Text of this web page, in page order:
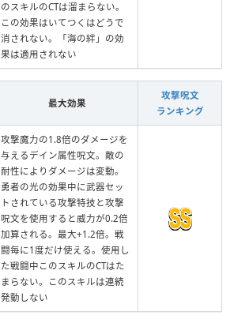
のスキルのCTは溜まらない。
この効果はいてつくはどうで
消されない。「海の絆」の効
果は適用されない
最大効果
攻撃呪文
ランキング
攻撃魔力の1.8倍のダメージを
与えるデイン属性呪文。敵の
耐性によりダメージは変動。
勇者の光の効果中に武器セッ
トされている攻撃特技と攻撃
呪文を使用すると威力が0.2倍
加算される。最大+1.2倍。戦
闘毎に1度だけ使える。使用し
た戦闘中このスキルのCTはた
まらない。このスキルは連続
発動しない